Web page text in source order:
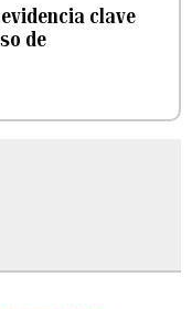
clave
de